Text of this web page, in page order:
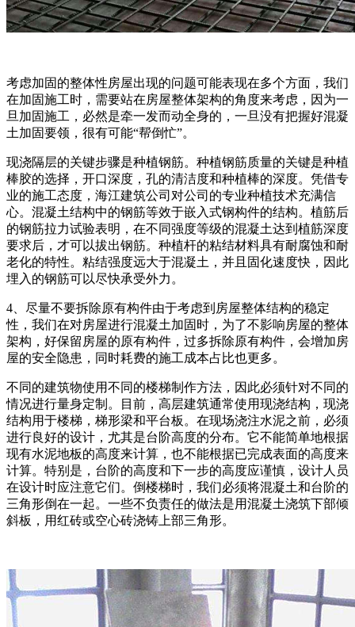
考虑加固的整体性房屋出现的问题可能表现在多个方面，我们
在加固施工时，需要站在房屋整体架构的角度来考虑，因为一
旦加固施工，必然是牵一发而动全身的，一旦没有把握好混凝
土加固要领，很有可能“帮倒忙”。
现浇隔层的关键步骤是种植钢筋。种植钢筋质量的关键是种植
棒胶的选择，开口深度，孔的清洁度和种植棒的深度。凭借专
业的施工态度，海江建筑公司对公司的专业种植技术充满信
心。混凝土结构中的钢筋等效于嵌入式钢构件的结构。植筋后
的钢筋拉力试验表明，在不同强度等级的混凝土达到植筋深度
要求后，才可以拔出钢筋。种植杆的粘结材料具有耐腐蚀和耐
老化的特性。粘结强度远大于混凝土，并且固化速度快，因此
埋入的钢筋可以尽快承受外力。
4、尽量不要拆除原有构件由于考虑到房屋整体结构的稳定
性，我们在对房屋进行混凝土加固时，为了不影响房屋的整体
架构，好保留房屋的原有构件，过多拆除原有构件，会增加房
屋的安全隐患，同时耗费的施工成本占比也更多。
不同的建筑物使用不同的楼梯制作方法，因此必须针对不同的
情况进行量身定制。目前，高层建筑通常使用现浇结构，现浇
结构用于楼梯，梯形梁和平台板。在现场浇注水泥之前，必须
进行良好的设计，尤其是台阶高度的分布。它不能简单地根据
现有水泥地板的高度来计算，也不能根据已完成表面的高度来
计算。特别是，台阶的高度和下一步的高度应谨慎，设计人员
在设计时应注意它们。倒楼梯时，我们必须将混凝土和台阶的
三角形倒在一起。一些不负责任的做法是用混凝土浇筑下部倾
斜板，用红砖或空心砖浇铸上部三角形。